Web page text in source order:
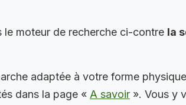
le moteur de recherche ci-contre la
adaptée à votre forme
dans la page « A savoir ». Vous y